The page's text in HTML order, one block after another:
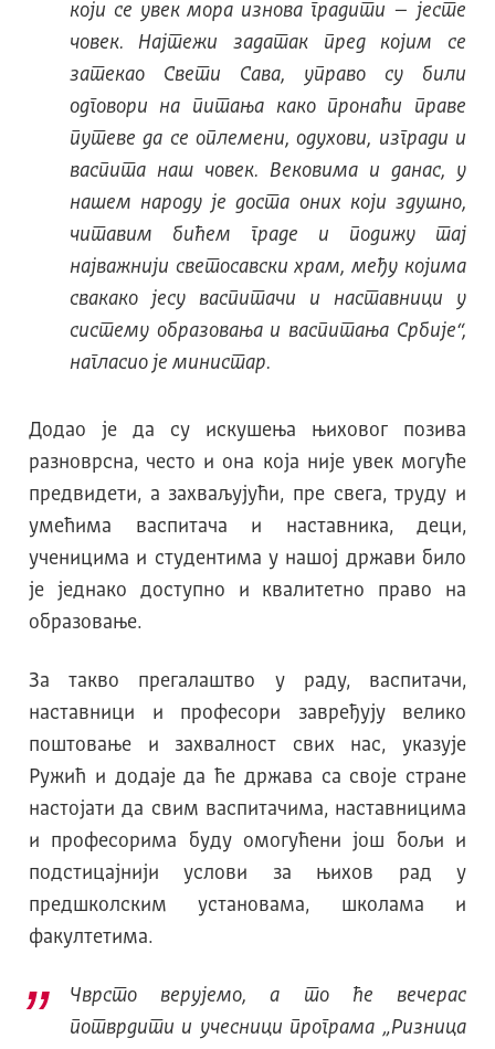
који се увек мора изнова градити – јесте
човек. Најтежи задатак пред којим се
затекао Свети Сава, управо су били
одговори на питања како пронаћи праве
путеве да се оплемени, одухови, изгради и
васпита наш човек. Вековима и данас, у
нашем народу је доста оних који здушно,
читавим бићем граде и подижу тај
најважнији светосавски храм, међу којима
свакако јесу васпитачи и наставници у
систему образовања и васпитања Србије“,
нагласио је министар.
Додао је да су искушења њиховог позива
разноврсна, често и она која није увек могуће
предвидети, а захваљујући, пре свега, труду и
умећима васпитача и наставника, деци,
ученицима и студентима у нашој држави било
је једнако доступно и квалитетно право на
образовање.
За такво прегалаштво у раду, васпитачи,
наставници и професори завређују велико
поштовање и захвалност свих нас, указује
Ружић и додаје да ће држава са своје стране
настојати да свим васпитачима, наставницима
и професорима буду омогућени још бољи и
подстицајнији услови за њихов рад у
предшколским установама, школама и
факултетима.
Чврсто верујемо, а то ће вечерас
потврдити и учесници програма „Ризница